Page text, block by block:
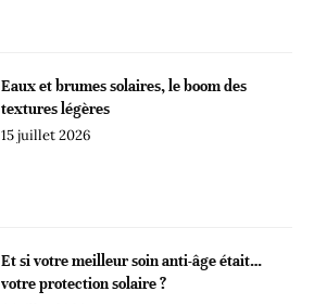
Eaux et brumes solaires, le boom des
textures légères
15 juillet 2026
Et si votre meilleur soin anti-âge était…
votre protection solaire ?